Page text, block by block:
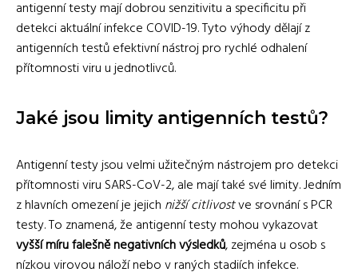
antigenní testy mají dobrou senzitivitu a specificitu při
detekci aktuální infekce COVID-19. Tyto výhody dělají z
antigenních testů efektivní nástroj pro rychlé odhalení
přítomnosti viru u jednotlivců.
Jaké jsou limity antigenních testů?
Antigenní testy jsou velmi užitečným nástrojem pro detekci
přítomnosti viru SARS-CoV-2, ale mají také své limity. Jedním
z hlavních omezení je jejich nižší citlivostve srovnání s PCR
testy. To znamená, že antigenní testy mohou vykazovat
vyšší míru falešně negativních výsledků, zejména u osob s
nízkou virovou náloží nebo v raných stadiích infekce.